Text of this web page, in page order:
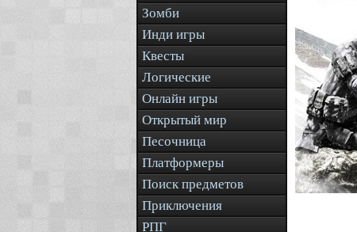
Зомби
Инди игры
Квесты
Логические
Онлайн игры
Открытый мир
Песочница
Платформеры
Поиск предметов
Приключения
РПГ